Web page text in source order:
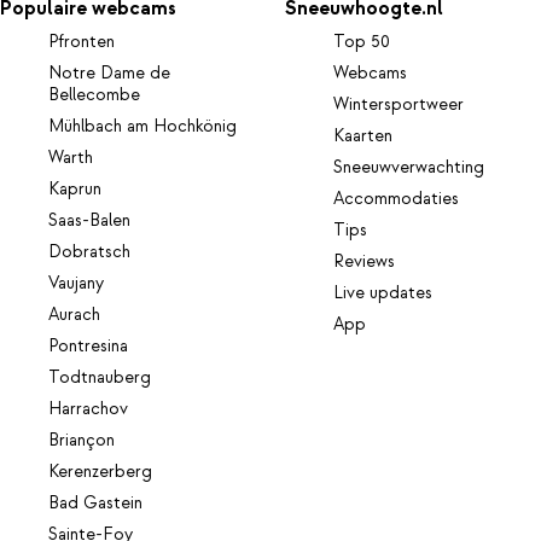
Populaire webcams
Pfronten
Notre Dame de
Bellecombe
Mühlbach am Hochkönig
Warth
Kaprun
Saas-Balen
Dobratsch
Vaujany
Aurach
Pontresina
Todtnauberg
Harrachov
Briançon
Kerenzerberg
Bad Gastein
Sainte-Foy
Sneeuwhoogte.nl
Top 50
Webcams
Wintersportweer
Kaarten
Sneeuwverwachting
Accommodaties
Tips
Reviews
Live updates
App